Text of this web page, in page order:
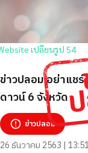
ข่าวปลอม อย่าแช
ดาวน์ 6 จังหวัด
ข่าวปลอม
26 ธันวาคม 2563 |